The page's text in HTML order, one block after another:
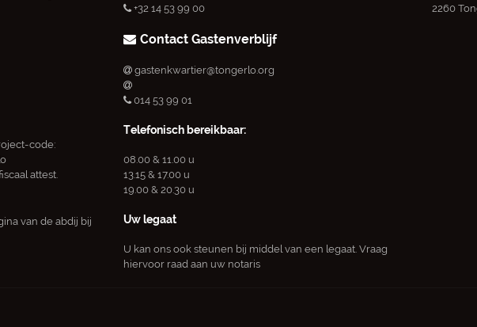
code:
attest.
van de abdij bij
+32 14 53 99 00
Contact Gastenverblijf
gastenkwartier@tongerlo.org
014 53 99 01
Telefonisch bereikbaar:
08.00 & 11.00 u
13.15 & 17.00 u
19.00 & 20.30 u
Uw legaat
U kan ons ook steunen bij middel van een legaat. Vraag
hiervoor raad aan uw notaris
2260